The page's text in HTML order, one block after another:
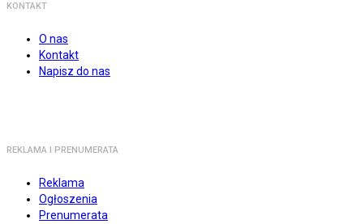
KONTAKT
O nas
Kontakt
Napisz do nas
REKLAMA I PRENUMERATA
Reklama
Ogłoszenia
Prenumerata